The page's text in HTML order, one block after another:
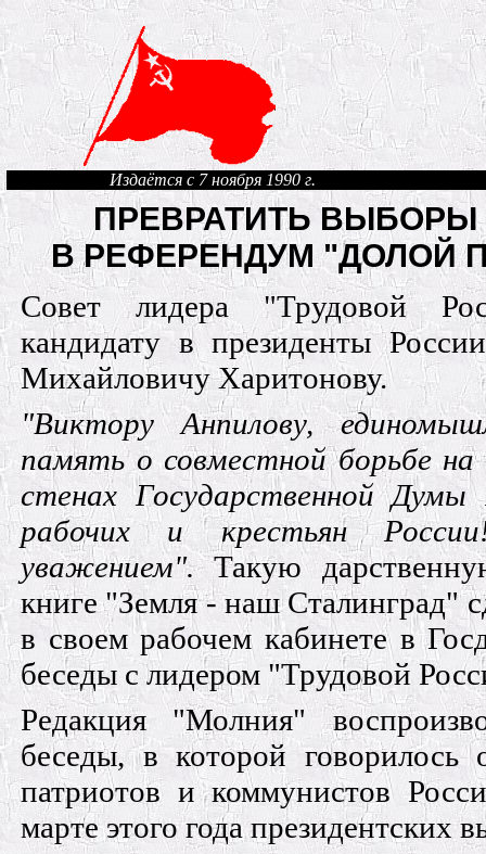
Издаётся с 7 ноября 1990 г.
ПРЕВРАТИТЬ ВЫБОРЫ
В РЕФЕРЕНДУМ "ДОЛОЙ
Совет лидера "Трудовой
кандидату в президенты
Михайловичу Харитонову.
"Виктору Анпилову,
память о совместной борьбе на
стенах Государственной
рабочих и крестьян
уважением".Такую
книге "Земля - наш Сталинград"
в своем рабочем кабинете в
беседы с лидером "Трудовой
Редакция "Молния"
беседы, в которой говорилось
патриотов и коммунистов
марте этого года президентских